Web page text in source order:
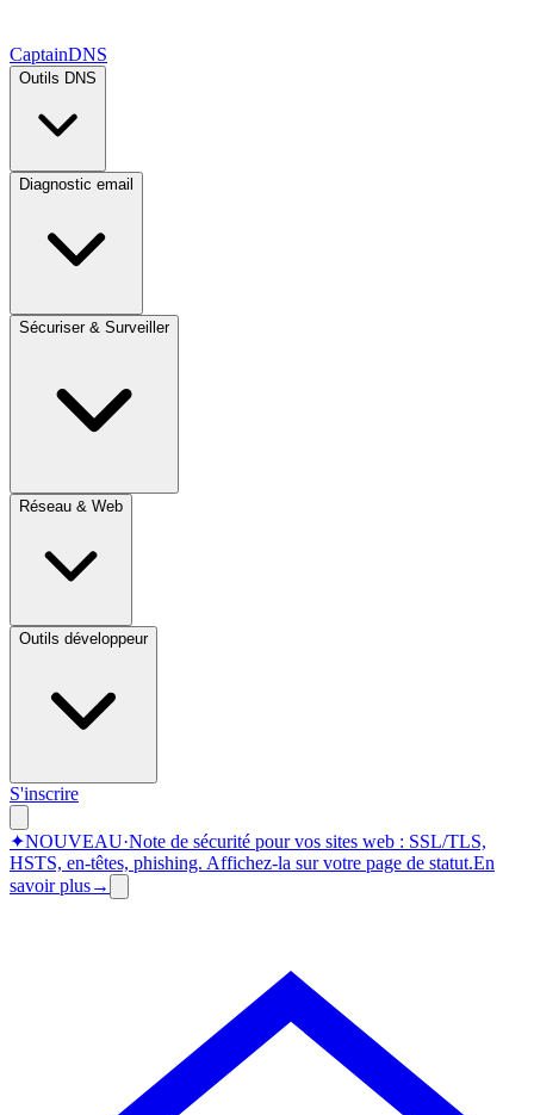
CaptainDNS
Outils DNS
Diagnostic email
Sécuriser & Surveiller
Réseau & Web
Outils développeur
S'inscrire
✦NOUVEAU·Note de sécurité pour vos sites web : SSL/TLS,
HSTS, en-têtes, phishing. Affichez-la sur votre page de statut.En
savoir plus→